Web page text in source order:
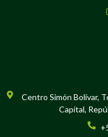
Centro Simón Bolívar,
Capital,